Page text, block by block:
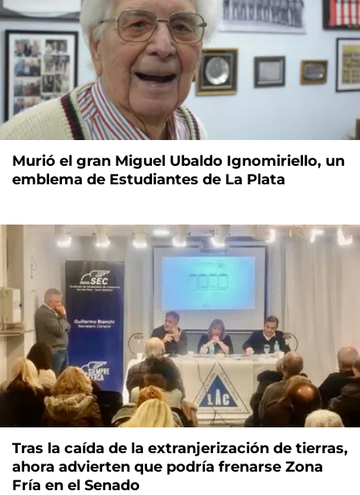
Murió el gran Miguel Ubaldo Ignomiriello, un
emblema de Estudiantes de La Plata
Tras la caída de la extranjerización de tierras,
ahora advierten que podría frenarse Zona
Fría en el Senado